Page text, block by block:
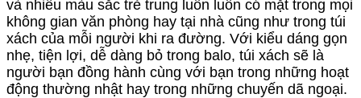
và nhiều màu sắc trẻ trung luôn luôn có mặt trong mọi
không gian văn phòng hay tại nhà cũng như trong túi
xách của mỗi người khi ra đường. Với kiểu dáng gọn
nhẹ, tiện lợi, dễ dàng bỏ trong balo, túi xách sẽ là
người bạn đồng hành cùng với bạn trong những hoạt
động thường nhật hay trong những chuyến dã ngoại.